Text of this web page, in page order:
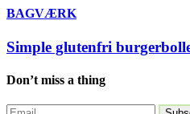
BAGVÆRK
Simple glutenfri
Don’t miss a thing